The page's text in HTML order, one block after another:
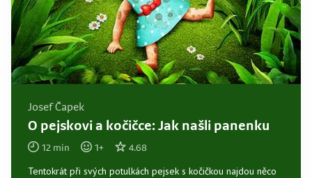
Josef Čapek
O pejskovi a kočičce: Jak našli panenku
12 min 1+ 4.68
Tentokrát při svých potulkách pejsek s kočičkou najdou něco